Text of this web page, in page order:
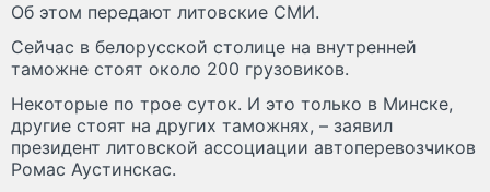
Об этом передают литовские СМИ.
Сейчас в белорусской столице на внутренней
таможне стоят около 200 грузовиков.
Некоторые по трое суток. И это только в Минске,
другие стоят на других таможнях, – заявил
президент литовской ассоциации автоперевозчиков
Ромас Аустинскас.